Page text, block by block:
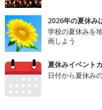
2026年の夏休み
学校の夏休みを
画しよう
夏休みイベント
日付から夏休み